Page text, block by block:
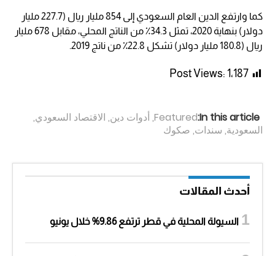
كما وارتفع الدين العام السعودي إلى 854 مليار ريال (227.7 مليار
دولار) بنهاية 2020، تمثل 34.3٪ من الناتج المحلي، مقابل 678 مليار
ريال (180.8 مليار دولار) تشكل 22.8٪ من ناتج 2019.
Post Views: 1٬187
In this article:
Featured
,أدوات دين, الاقتصاد السعودي,
السعودية, سندات, صكوك
أحدث المقالات
السيولة المحلية في قطر ترتفع 9.86% خلال يونيو